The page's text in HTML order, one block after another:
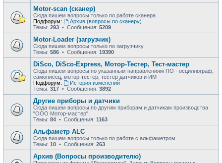
Motor-scan (сканер)
Сюда пишем вопросы только по работе сканера
Подфорум:
Архив (вопросы по сканеру)
Темы: 293 • Сообщения: 5209
Motor-Loader (загрузчик)
Сюда пишем вопросы только по загрузчику
Темы: 586 • Сообщения: 19390
DiSco, DiSco-Express, Мотор-Тестер, Тест-мастер
Сюда пишем вопросы по указанным направлениям ПО - осциллограф,
самописец, мотор-тестер, тестер датчиков и ИМ
Подфорум:
История изменений
Темы: 317 • Сообщения: 3892
Другие приборы и датчики
Сюда пишем вопросы по другим приборам и датчикам производства
"ООО Мотор-мастер"
Темы: 84 • Сообщения: 1163
Альфаметр ALC
Сюда пишем вопросы только по работе с альфаметром
Темы: 10 • Сообщения: 263
Архив (Вопросы производителю)